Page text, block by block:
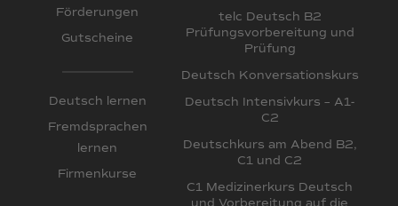
Förderungen
Gutscheine
Deutsch lernen
Fremdsprachen
lernen
Firmenkurse
telc Deutsch B2
Prüfungsvorbereitung und
Prüfung
Deutsch Konversationskurs
Deutsch Intensivkurs – A1-
C2
Deutschkurs am Abend B2,
C1 und C2
C1 Medizinerkurs Deutsch